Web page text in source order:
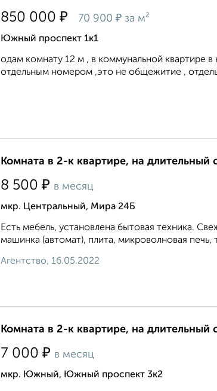
850 000 ₽ 70 900 ₽ за м²
Южный проспект 1к1
одам комнату 12 м , в коммунальной квартире
отдельным номером ,это не общежитие ,
Комната в 2-к квартире, на длительный
8 500 ₽ в месяц
мкр. Центральный, Мира 24Б
Есть мебель, установлена бытовая техника.
машинка (автомат), плита, микроволновая
Агентство, 16.05.2022
Комната в 2-к квартире, на длительный
7 000 ₽ в месяц
мкр. Южный, Южный проспект 3к2